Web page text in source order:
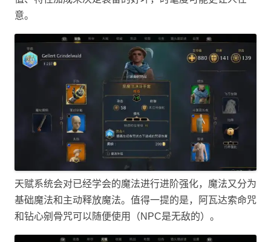
意。
天赋系统会对已经学会的魔法进行进阶强化，魔法又分为
基础魔法和主动释放魔法。值得一提的是，阿瓦达索命咒
和钻心剜骨咒可以随便使用（NPC是无敌的）。